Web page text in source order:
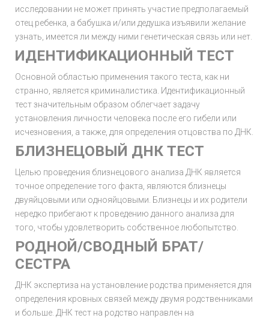
исследовании не может принять участие предполагаемый
отец ребенка, а бабушка и/или дедушка изъявили желание
узнать, имеется ли между ними генетическая связь или нет.
ИДЕНТИФИКАЦИОННЫЙ ТЕСТ
Основной областью применения такого теста, как ни
странно, является криминалистика. Идентификационный
тест значительным образом облегчает задачу
установления личности человека после его гибели или
исчезновения, а также, для определения отцовства по ДНК.
БЛИЗНЕЦОВЫЙ ДНК ТЕСТ
Целью проведения близнецового анализа ДНК является
точное определение того факта, являются близнецы
двуяйцовыми или однояйцовыми. Близнецы и их родители
нередко прибегают к проведению данного анализа для
того, чтобы удовлетворить собственное любопытство.
РОДНОЙ/СВОДНЫЙ БРАТ/
СЕСТРА
ДНК экспертиза на установление родства применяется для
определения кровных связей между двумя родственниками
и больше. ДНК тест на родство направлен на